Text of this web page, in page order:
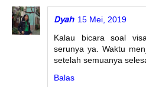
Dyah 15 Mei, 2019
Kalau bicara soal
serunya ya. Waktu
setelah semuanya
Balas